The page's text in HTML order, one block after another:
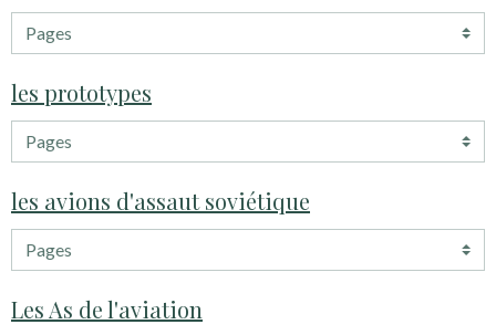
les prototypes
les avions d'assaut soviétique
Les As de l'aviation